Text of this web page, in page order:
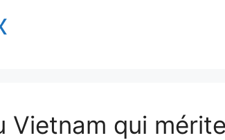
Vietnam qui